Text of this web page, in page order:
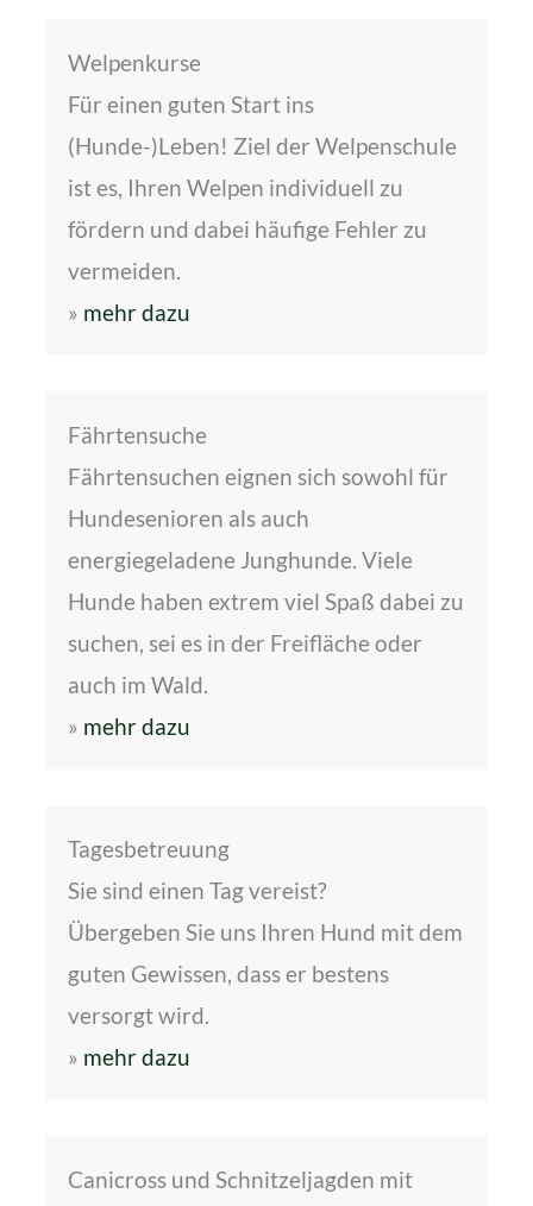
Welpenkurse
Für einen guten Start ins
(Hunde-)Leben! Ziel der Welpenschule
ist es, Ihren Welpen individuell zu
fördern und dabei häufige Fehler zu
vermeiden.
» mehr dazu
Fährtensuche
Fährtensuchen eignen sich sowohl für
Hundesenioren als auch
energiegeladene Junghunde. Viele
Hunde haben extrem viel Spaß dabei zu
suchen, sei es in der Freifläche oder
auch im Wald.
» mehr dazu
Tagesbetreuung
Sie sind einen Tag vereist?
Übergeben Sie uns Ihren Hund mit dem
guten Gewissen, dass er bestens
versorgt wird.
» mehr dazu
Canicross und Schnitzeljagden mit